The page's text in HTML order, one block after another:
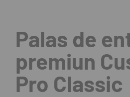
Palas de
premiun
Pro Classic